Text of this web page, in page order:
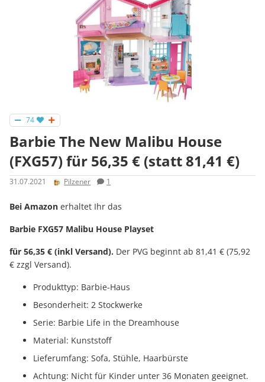
74
Barbie The New Malibu House
(FXG57) für 56,35 € (statt 81,41 €)
31.07.2021 Pilzener 1
Bei Amazon erhaltet Ihr das
Barbie FXG57 Malibu House Playset
für 56,35 € (inkl Versand). Der PVG beginnt ab 81,41 € (75,92
€ zzgl Versand).
Produkttyp: Barbie-Haus
Besonderheit: 2 Stockwerke
Serie: Barbie Life in the Dreamhouse
Material: Kunststoff
Lieferumfang: Sofa, Stühle, Haarbürste
Achtung: Nicht für Kinder unter 36 Monaten geeignet.